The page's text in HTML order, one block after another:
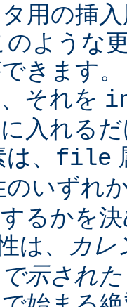
用の挿
のような
きます
それを
入れる
、 file
のいずれ
るかを
は、
カ
示され